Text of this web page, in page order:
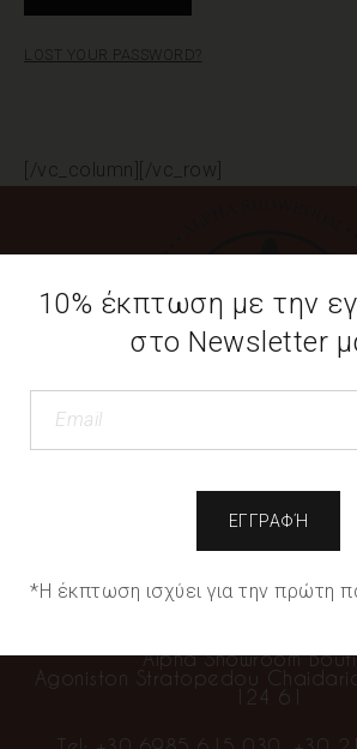
LOST YOUR PASSWORD?
[/vc_column][/vc_row]
“We sell clothes…you make
Alpha Showroom
Agoniston Stratopedou
124 61
We use cookies to offer you the
experience on our page. If you
10% έκπτωση με την
στο Newsletter
*Η έκπτωση ισχύει για την πρώτη